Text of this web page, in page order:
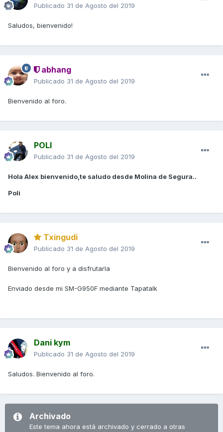
Publicado 31 de Agosto del 2019
Saludos, bienvenido!
abhang
Publicado 31 de Agosto del 2019
Bienvenido al foro.
POLI
Publicado 31 de Agosto del 2019
Hola Alex bienvenido,te saludo desde Molina de Segura..
Poli
Txingudi
Publicado 31 de Agosto del 2019
Bienvenido al foro y a disfrutarla
Enviado desde mi SM-G950F mediante Tapatalk
Dani kym
Publicado 31 de Agosto del 2019
Saludos. Bienvenido al foro.
Archivado
Este tema ahora está archivado y cerrado a otras